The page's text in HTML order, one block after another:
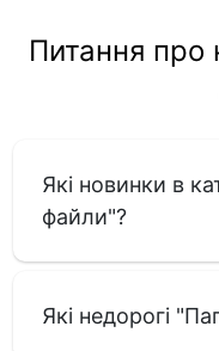
Питання про
Які новинки в
файли"?
Які недорогі